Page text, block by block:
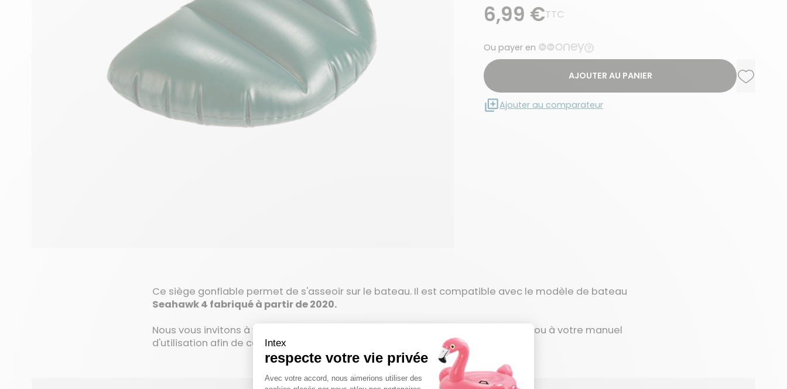
6,99 €TTC
Ou payer en
AJOUTER AU PANIER Ajouter
Ajouter au comparateur
Ce siège gonflable permet de s'asseoir sur le bateau. Il est compatible avec le modèle de bateau
Seahawk 4 fabriqué à partir de 2020.
Nous vous invitons à vous référer au modèle technique inscrit sur votre produit ou à votre manuel
d'utilisation afin de commander la bonne référence.